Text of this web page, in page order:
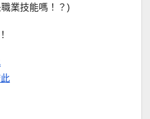
業技能嗎！？)